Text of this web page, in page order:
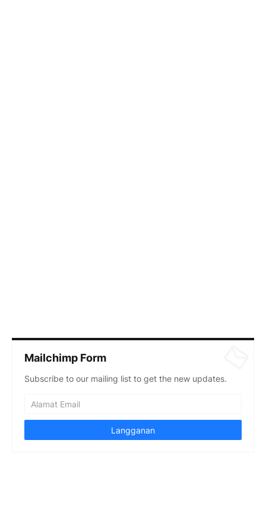
Mailchimp Form
Subscribe to our mailing list to get the new updates.